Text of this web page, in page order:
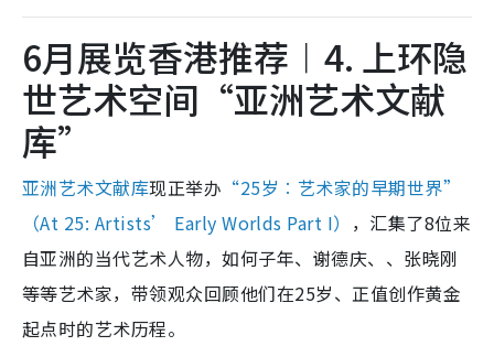
6月展览香港推荐︱4. 上环隐
世艺术空间“亚洲艺术文献
库”
亚洲艺术文献库现正举办 “25岁︰艺术家的早期世界”
（At 25: Artists’ Early Worlds Part I） ，汇集了8位来
自亚洲的当代艺术人物，如何子年、谢德庆、、张晓刚
等等艺术家，带领观众回顾他们在25岁、正值创作黄金
起点时的艺术历程。